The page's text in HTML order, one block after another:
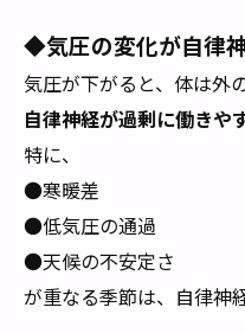
◆気圧の変化が自律
気圧が下がると、体は外
自律神経が過剰に働きや
特に、
●寒暖差
●低気圧の通過
●天候の不安定さ
が重なる季節は、自律神